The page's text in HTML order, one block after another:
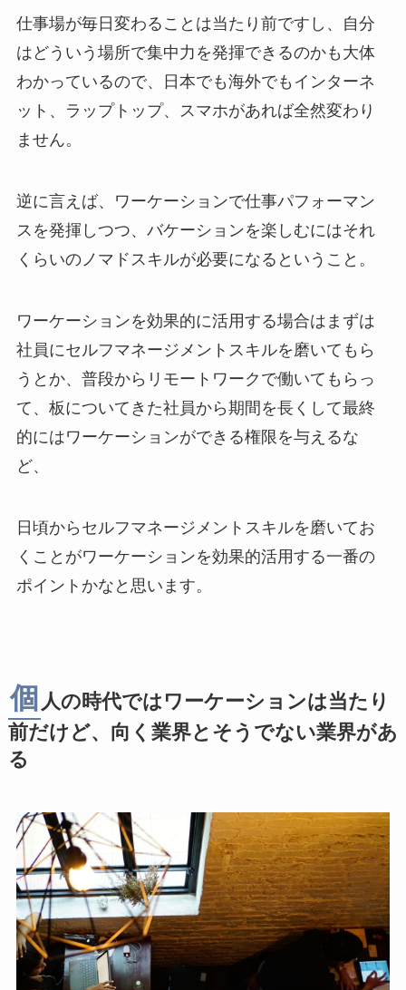
仕事場が毎日変わることは当たり前ですし、自分
はどういう場所で集中力を発揮できるのかも大体
わかっているので、日本でも海外でもインターネ
ット、ラップトップ、スマホがあれば全然変わり
ません。
逆に言えば、ワーケーションで仕事パフォーマン
スを発揮しつつ、バケーションを楽しむにはそれ
くらいのノマドスキルが必要になるということ。
ワーケーションを効果的に活用する場合はまずは
社員にセルフマネージメントスキルを磨いてもら
うとか、普段からリモートワークで働いてもらっ
て、板についてきた社員から期間を長くして最終
的にはワーケーションができる権限を与えるな
ど、
日頃からセルフマネージメントスキルを磨いてお
くことがワーケーションを効果的活用する一番の
ポイントかなと思います。
個 人の時代ではワーケーションは当たり
前だけど、向く業界とそうでない業界があ
る